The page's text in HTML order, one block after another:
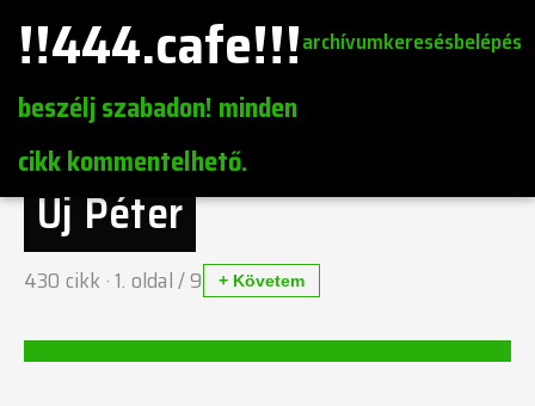
!!444.cafe!!!
beszélj szabadon! minden
cikk kommentelhető.
archívumkeresésbelépés
Uj Péter
430 cikk · 1. oldal /9 + Követem